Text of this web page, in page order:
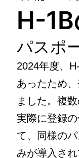
H-
パスポ
2024年度、
あったため
ました。複
実際に登録
て、同様の
みが導入され